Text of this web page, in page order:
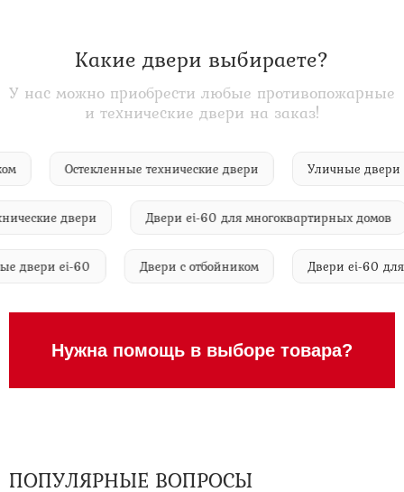
Какие двери выбираете?
У нас можно приобрести любые противопожарные
и технические двери на заказ!
Остекленные технические двери Уличные
двери Двери ei-60 для многоквартирных домов
двери ei-60 Двери с отбойником Двери ei-60
Нужна помощь в выборе товара?
ПОПУЛЯРНЫЕ ВОПРОСЫ